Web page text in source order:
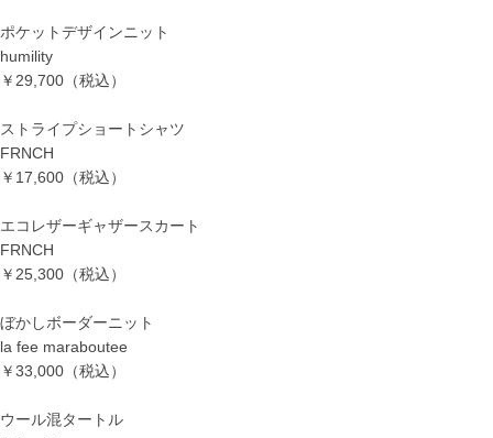
ポケットデザインニット
humility
￥29,700（税込）
ストライプショートシャツ
FRNCH
￥17,600（税込）
エコレザーギャザースカート
FRNCH
￥25,300（税込）
ぼかしボーダーニット
la fee maraboutee
￥33,000（税込）
ウール混タートル